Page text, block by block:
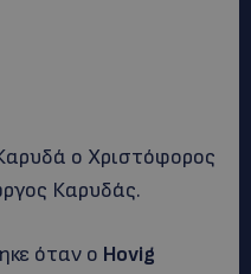
ο Χριστόφορος
Καρυδάς.
όταν ο Hovig